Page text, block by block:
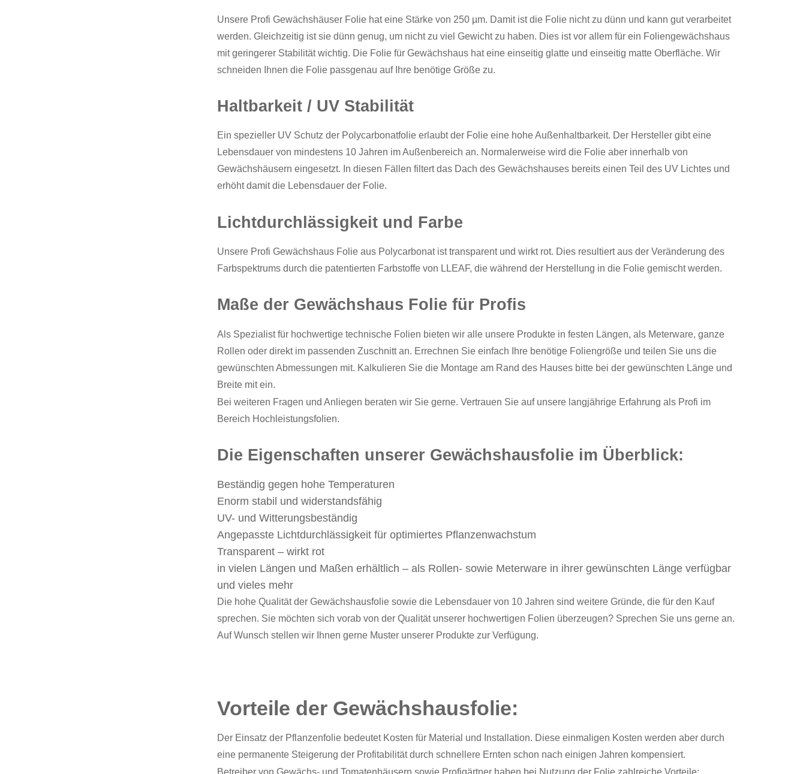
Unsere Profi Gewächshäuser Folie hat eine Stärke von 250 µm. Damit ist die Folie nicht zu dünn und kann gut verarbeitet
werden. Gleichzeitig ist sie dünn genug, um nicht zu viel Gewicht zu haben. Dies ist vor allem für ein Foliengewächshaus
mit geringerer Stabilität wichtig. Die Folie für Gewächshaus hat eine einseitig glatte und einseitig matte Oberfläche. Wir
schneiden Ihnen die Folie passgenau auf Ihre benötige Größe zu.
Haltbarkeit / UV Stabilität
Ein spezieller UV Schutz der Polycarbonatfolie erlaubt der Folie eine hohe Außenhaltbarkeit. Der Hersteller gibt eine
Lebensdauer von mindestens 10 Jahren im Außenbereich an. Normalerweise wird die Folie aber innerhalb von
Gewächshäusern eingesetzt. In diesen Fällen filtert das Dach des Gewächshauses bereits einen Teil des UV Lichtes und
erhöht damit die Lebensdauer der Folie.
Lichtdurchlässigkeit und Farbe
Unsere Profi Gewächshaus Folie aus Polycarbonat ist transparent und wirkt rot. Dies resultiert aus der Veränderung des
Farbspektrums durch die patentierten Farbstoffe von LLEAF, die während der Herstellung in die Folie gemischt werden.
Maße der Gewächshaus Folie für Profis
Als Spezialist für hochwertige technische Folien bieten wir alle unsere Produkte in festen Längen, als Meterware, ganze
Rollen oder direkt im passenden Zuschnitt an. Errechnen Sie einfach Ihre benötige Foliengröße und teilen Sie uns die
gewünschten Abmessungen mit. Kalkulieren Sie die Montage am Rand des Hauses bitte bei der gewünschten Länge und
Breite mit ein.
Bei weiteren Fragen und Anliegen beraten wir Sie gerne. Vertrauen Sie auf unsere langjährige Erfahrung als Profi im
Bereich Hochleistungsfolien.
Die Eigenschaften unserer Gewächshausfolie im Überblick:
Beständig gegen hohe Temperaturen
Enorm stabil und widerstandsfähig
UV- und Witterungsbeständig
Angepasste Lichtdurchlässigkeit für optimiertes Pflanzenwachstum
Transparent – wirkt rot
in vielen Längen und Maßen erhältlich – als Rollen- sowie Meterware in ihrer gewünschten Länge verfügbar
und vieles mehr
Die hohe Qualität der Gewächshausfolie sowie die Lebensdauer von 10 Jahren sind weitere Gründe, die für den Kauf
sprechen. Sie möchten sich vorab von der Qualität unserer hochwertigen Folien überzeugen? Sprechen Sie uns gerne an.
Auf Wunsch stellen wir Ihnen gerne Muster unserer Produkte zur Verfügung.
Vorteile der Gewächshausfolie:
Der Einsatz der Pflanzenfolie bedeutet Kosten für Material und Installation. Diese einmaligen Kosten werden aber durch
eine permanente Steigerung der Profitabilität durch schnellere Ernten schon nach einigen Jahren kompensiert.
Betreiber von Gewächs- und Tomatenhäusern sowie Profigärtner haben bei Nutzung der Folie zahlreiche Vorteile: